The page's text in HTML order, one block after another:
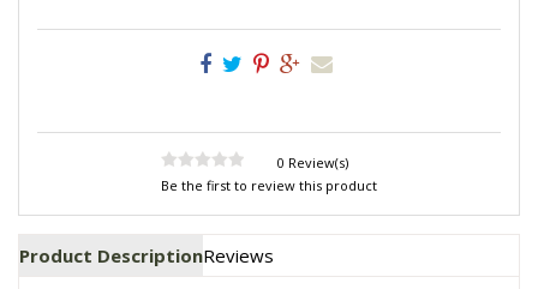
0 Review(s)
Be the first to review this product
Product DescriptionReviews